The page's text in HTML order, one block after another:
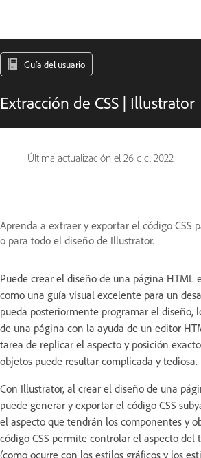
Guía del usuario
Extracción de CSS | Illustrator
Última actualización el 26 dic. 2022
Aprenda a extraer y exportar el código CSS
o para todo el diseño de Illustrator.
Puede crear el diseño de una página HTML
como una guía visual excelente para un
pueda posteriormente programar el diseño,
de una página con la ayuda de un editor
tarea de replicar el aspecto y posición
objetos puede resultar complicada y tediosa.
Con Illustrator, al crear el diseño de una
puede generar y exportar el código CSS
el aspecto que tendrán los componentes y
código CSS permite controlar el aspecto del
(como ocurre con los estilos gráficos y los